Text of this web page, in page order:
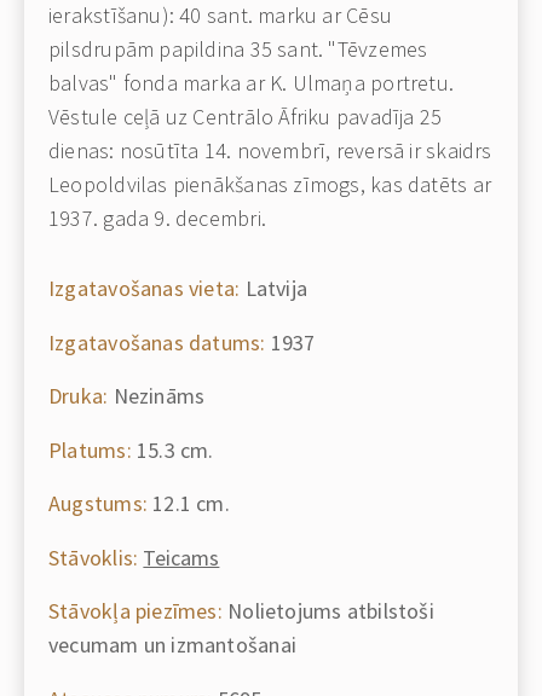
ierakstīšanu): 40 sant. marku ar Cēsu
pilsdrupām papildina 35 sant. "Tēvzemes
balvas" fonda marka ar K. Ulmaņa portretu.
Vēstule ceļā uz Centrālo Āfriku pavadīja 25
dienas: nosūtīta 14. novembrī, reversā ir skaidrs
Leopoldvilas pienākšanas zīmogs, kas datēts ar
1937. gada 9. decembri.
Izgatavošanas vieta: Latvija
Izgatavošanas datums: 1937
Druka: Nezināms
Platums: 15.3 cm.
Augstums: 12.1 cm.
Stāvoklis: Teicams
Stāvokļa piezīmes: Nolietojums atbilstoši
vecumam un izmantošanai